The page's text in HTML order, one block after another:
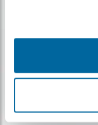
BIJ EEN